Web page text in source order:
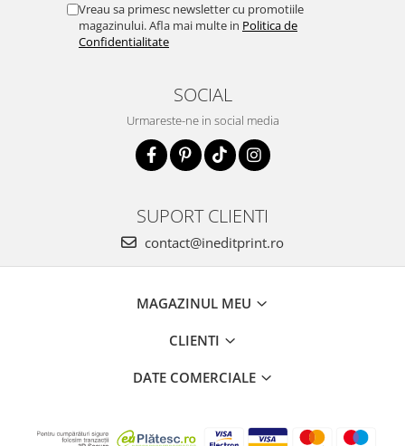
Vreau sa primesc newsletter cu promotiile
magazinului. Afla mai multe in Politica de
Confidentialitate
SOCIAL
Urmareste-ne in social media
SUPORT CLIENTI
contact@ineditprint.ro
MAGAZINUL MEU
CLIENTI
DATE COMERCIALE